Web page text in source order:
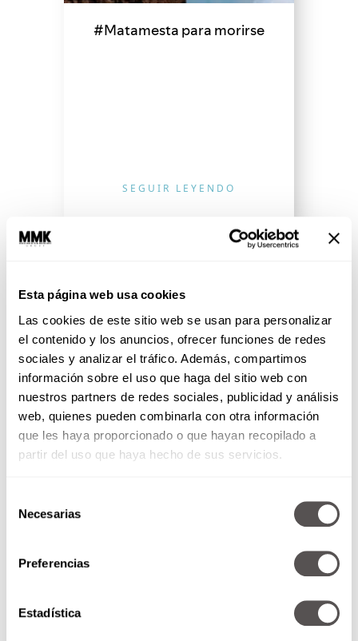
Esta página web usa cookies
Las cookies de este sitio web se usan para personalizar
el contenido y los anuncios, ofrecer funciones de redes
sociales y analizar el tráfico. Además, compartimos
información sobre el uso que haga del sitio web con
nuestros partners de redes sociales, publicidad y análisis
web, quienes pueden combinarla con otra información
que les haya proporcionado o que hayan recopilado a
partir del uso que haya hecho de sus servicios.
Necesarias
Preferencias
Estadística
#Matamesta para morirse
SEGUIR LEYENDO